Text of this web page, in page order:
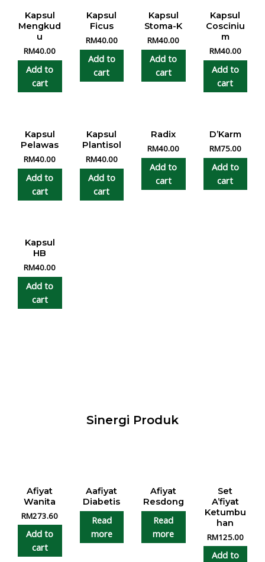
Kapsul
Mengkud
u
RM40.00
Add to
cart
Kapsul
Ficus
RM40.00
Add to
cart
Kapsul
Stoma-K
RM40.00
Add to
cart
Kapsul
Cosciniu
m
RM40.00
Add to
cart
Kapsul
Pelawas
RM40.00
Add to
cart
Kapsul
Plantisol
RM40.00
Add to
cart
Radix
RM40.00
Add to
cart
D’Karm
RM75.00
Add to
cart
Kapsul
HB
RM40.00
Add to
cart
Sinergi Produk
Afiyat
Wanita
RM273.60
Add to
cart
Aafiyat
Diabetis
Read
more
Afiyat
Resdong
Read
more
Set
A’fiyat
Ketumbu
han
RM125.00
Add to